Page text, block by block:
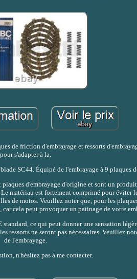
de friction d'embrayage et ressorts
pour s'adapter à la.
SC44. Équipé de l'embrayage à 9 plaques
d'embrayage d'origine et sont un
matériau est fortement comprimé pour éviter
de motos. Veuillez noter que, pour les
cela peut provoquer un patinage de votre
ce qui peut donner une sensation
ressorts ne seront pas nécessaires. Veuillez
de l'embrayage.
n'hésitez pas à me contacter.